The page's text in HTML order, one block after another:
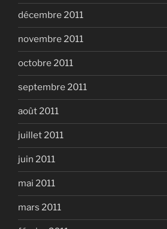
décembre 2011
novembre 2011
octobre 2011
septembre 2011
août 2011
juillet 2011
juin 2011
mai 2011
mars 2011